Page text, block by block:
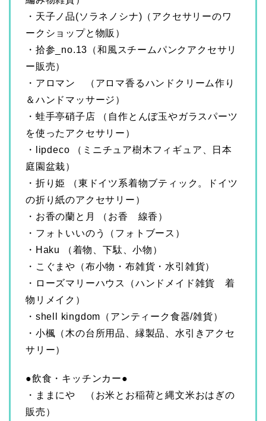
・天子ノ品(ソラネノシナ)（アクセサリーのワ
ークショップと物販）
・拾参_no.13（和風スチームパンクアクセサリ
ー販売）
・アロマン （アロマ香るハンドクリーム作り
＆ハンドマッサージ）
・蛙手亭硝子店 （自作とんぼ玉やガラスパーツ
を使ったアクセサリー）
・lipdeco （ミニチュア樹木フィギュア、日本
庭園盆栽）
・折り姫 （東ドイツ系着物ブティック。ドイツ
の折り紙のアクセサリー）
・お香の蘭と月 （お香 線香）
・フォトいいのう（フォトブース）
・Haku （着物、下駄、小物）
・こぐまや（布小物・布雑貨・水引雑貨）
・ローズマリーハウス（ハンドメイド雑貨 着
物リメイク）
・shell kingdom（アンティーク食器/雑貨）
・小楓（木の台所用品、縁製品、水引きアクセ
サリー）
●飲食・キッチンカー●
・ままにや （お米とお稲荷と縄文米おはぎの
販売）